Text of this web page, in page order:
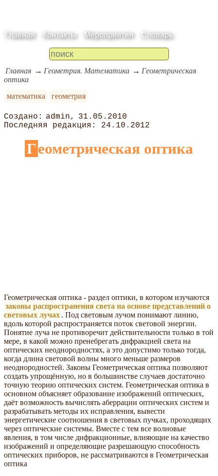
Главная Контакты Мероприятия Словарь
Главная Геометрия. Математика
Геометрическая
оптика
математика
геометрия
admin
31.05.2010
24.10.2012
Геометрическая оптика
Геометрическая оптика - раздел оптики, в котором изучаются
законы распространения света на основе представлений о
световых лучах . Под световым лучом понимают линию,
вдоль которой распространяется поток световой энергии.
Понятие луча не противоречит действительности только в той
мере, в какой можно пренебрегать дифракцией света на
оптических неоднородностях, а это допустимо только тогда,
когда длина световой волны много меньше размеров
неоднородностей. Законы Геометрическая оптика позволяют
создать упрощённую, но в большинстве случаев достаточно
точную теорию оптических систем. Геометрическая оптика в
основном объясняет образование изображений оптических,
даёт возможность вычислять аберрации оптических систем и
разрабатывать методы их исправления, вывести
энергетические соотношения в световых пучках, проходящих
через оптические системы. Вместе с тем все волновые
явления, в том числе дифракционные, влияющие на качество
изображений и определяющие разрешающую способность
оптических приборов, не рассматриваются в Геометрическая
оптика